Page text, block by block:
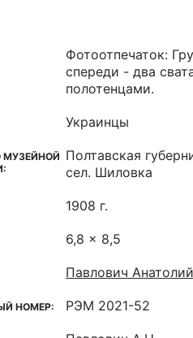
Фотоотпечаток:
спереди - два
полотенцами.
Украинцы
МУЗЕЙНОЙ Полтавская
сел. Шиловка
1908 г.
6,8 x 8,5
Павлович
НОМЕР: РЭМ 2021-52